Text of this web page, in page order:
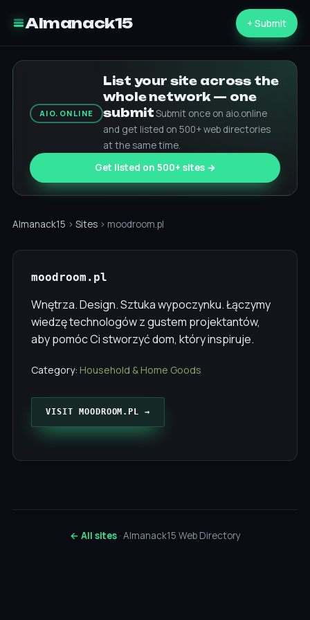
Almanack15 + Submit
AIO.ONLINE
List your site across the
whole network — one
submitSubmit once on aio.online
and get listed on 500+ web directories
at the same time.
Get listed on 500+ sites →
Almanack15 › Sites › moodroom.pl
moodroom.pl
Wnętrza. Design. Sztuka wypoczynku. Łączymy
wiedzę technologów z gustem projektantów,
aby pomóc Ci stworzyć dom, który inspiruje.
Category: Household & Home Goods
VISIT MOODROOM.PL →
← All sites· Almanack15 Web Directory